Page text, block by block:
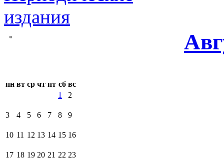
«
пн вт ср чт пт сб вс
1
2
3 4 5 6 7 8 9
10 11 12 13 14 15 16
17 18 19 20 21 22 23